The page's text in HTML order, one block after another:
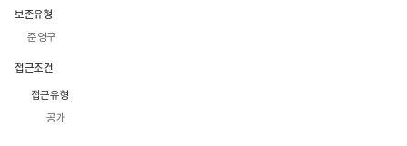
보존유형
준영구
접근조건
접근유형
공개